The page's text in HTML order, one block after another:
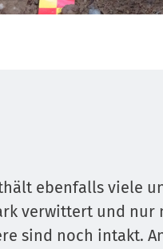
ebenfalls viele
verwittert und nur
sind noch intakt.